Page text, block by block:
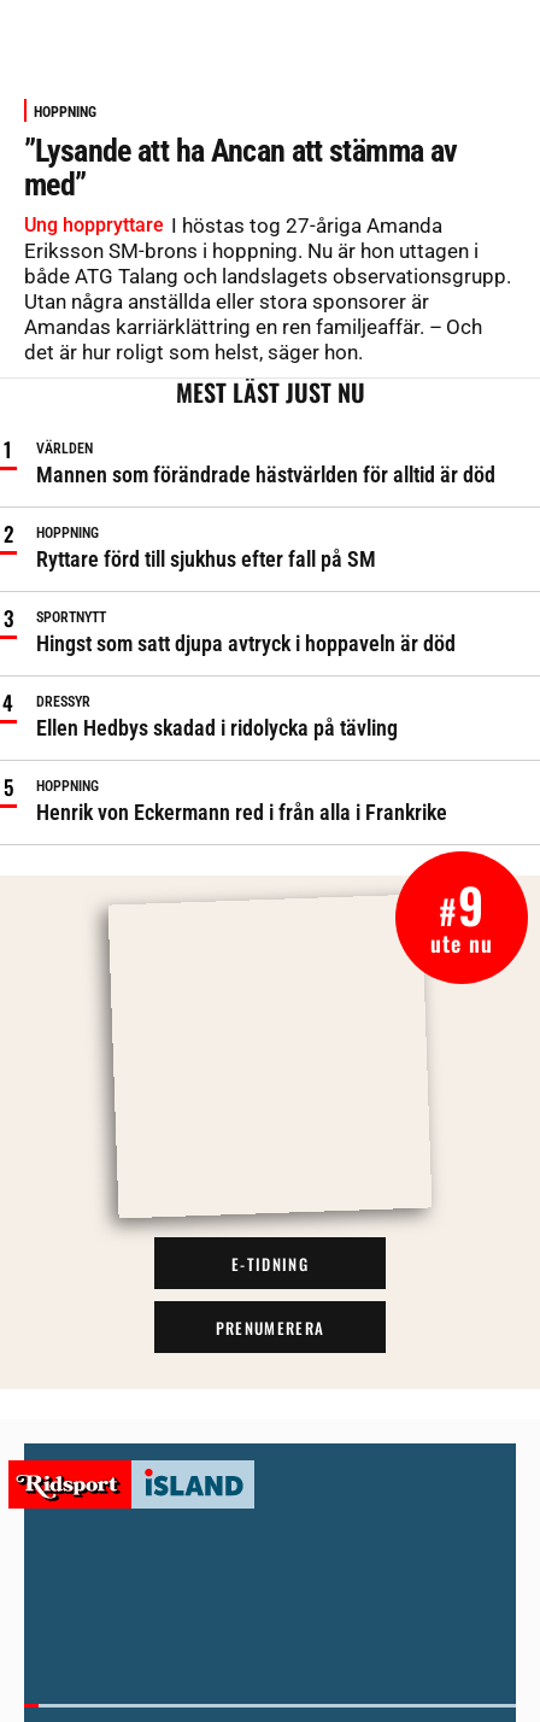
HOPPNING
”Lysande att ha Ancan att stämma av
med”
Ung hoppryttare I höstas tog 27-åriga Amanda
Eriksson SM-brons i hoppning. Nu är hon uttagen i
både ATG Talang och landslagets observationsgrupp.
Utan några anställda eller stora sponsorer är
Amandas karriärklättring en ren familjeaffär. – Och
det är hur roligt som helst, säger hon.
MEST LÄST JUST NU
VÄRLDEN
Mannen som förändrade hästvärlden för alltid är död
HOPPNING
Ryttare förd till sjukhus efter fall på SM
SPORTNYTT
Hingst som satt djupa avtryck i hoppaveln är död
DRESSYR
Ellen Hedbys skadad i ridolycka på tävling
HOPPNING
Henrik von Eckermann red i från alla i Frankrike
#9
ute nu
E-TIDNING
PRENUMERERA